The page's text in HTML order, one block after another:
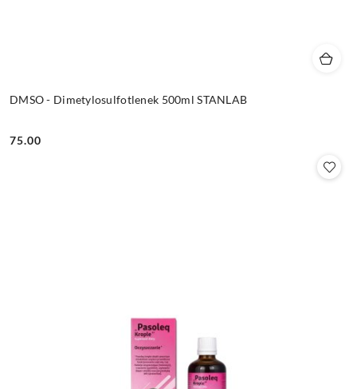
DMSO - Dimetylosulfotlenek 500ml STANLAB
Cena:
75.00